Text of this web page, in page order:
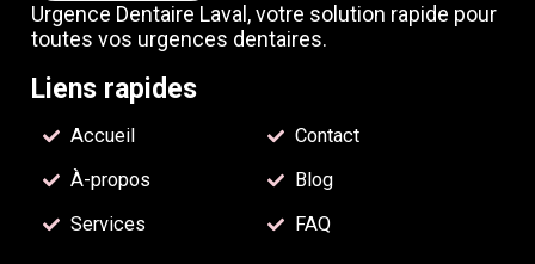
Urgence Dentaire Laval, votre solution rapide pour
toutes vos urgences dentaires.
Liens rapides
Accueil
À-propos
Services
Contact
Blog
FAQ